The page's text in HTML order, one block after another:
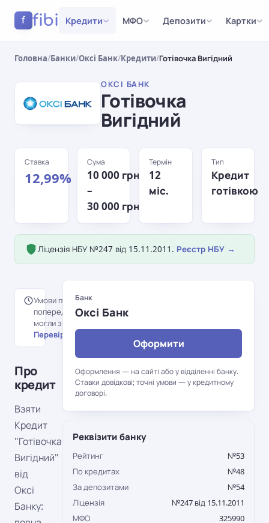
f fibi Кредити МФО Депозити Картки
Головна/Банки/Оксі Банк/Кредити/Готівочка Вигідний
ОКСІ БАНК
Готівочка
Вигідний
Ставка
12,99%
Сума
10 000 грн
–
30 000 грн
Термін
12
міс.
Тип
Кредит
готівкою
Ліцензія НБУ №247 від 15.11.2011. Реєстр НБУ →
Умови перенесені з
попередньої версії порталу й
могли змінитися.
Перевірити на сайті банку →
Про
кредит
Взяти
Кредит
"Готівочка
Вигідний"
від
Оксі
Банку:
Банк
Оксі Банк
Оформити
Оформлення — на сайті або у відділенні банку.
Ставки довідкові; точні умови — у кредитному
договорі.
Реквізити банку
Рейтинг
№53
По кредитах
№48
За депозитами
№54
Ліцензія
№247 від 15.11.2011
МФО
325990